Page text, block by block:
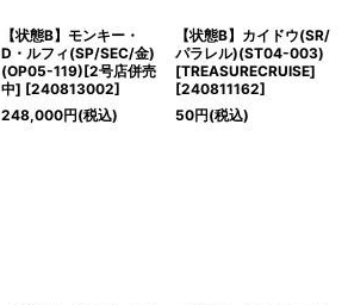
【状態B】モンキー・
D・ルフィ(SP/SEC/金)
(OP05-119)[2号店併売
中] [240813002]
248,000円(税込)
【状態B】カイドウ(SR/
パラレル)(ST04-003)
[TREASURECRUISE]
[240811162]
50円(税込)